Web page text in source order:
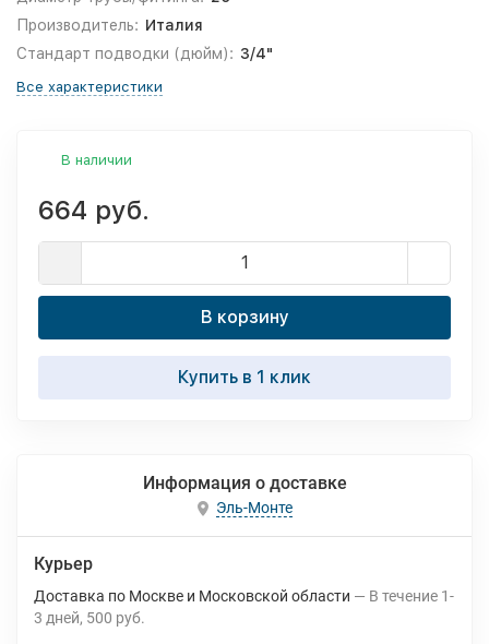
Производитель: Италия
Стандарт подводки (дюйм): 3/4"
Все характеристики
В наличии
664 руб.
В корзину
Купить в 1 клик
Информация о доставке
Эль-Монте
Курьер
Доставка по Москве и Московской области В течение 1-
3 дней 500 руб.